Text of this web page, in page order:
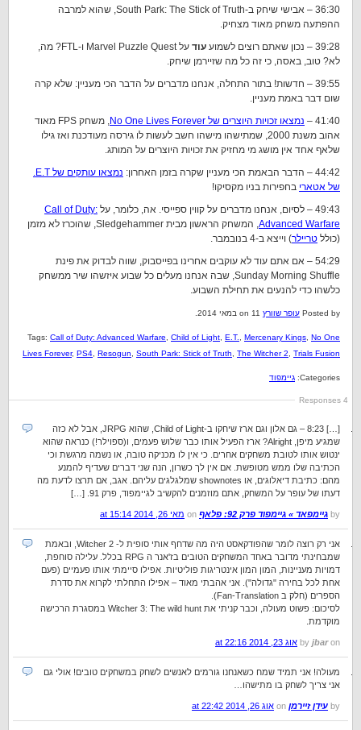
36:30 – אבישי שיחק ב-South Park: The Stick of Truth, שהוא למרבה
ההפתעה משחק מאוד מצחיק.
39:28 – נכון שאתם רוצים לשמוע
עוד
על Marvel Puzzle Quest ו-FTL? מה,
לא? טוב, באסה, כי זה כל מה שזיירמן שיחק.
39:55 – חדשות! בתור התחלה, אנחנו מדברים על הדבר הכי מעניין: שלא קרה
שום דבר באמת מעניין.
41:40 –
נמצאו זכויות היוצרים של No One Lives Forever
, משחק FPS מאוד
אהוב משנת 2000, שמתישהו מישהו חשב לעשות לו גירסה מעודכנת ואז גילו
שלאף אחד אין מושג מי מחזיק את זכויות היוצרים על המותג.
44:42 – הדבר הבאמת הכי מעניין שקרה בזמן האחרון:
נמצאו עותקים של E.T.
של אטארי בחפירות בניו מקסיקו!
49:43 – לסיום, אנחנו מדברים על קווין ספייסי. אה, כלומר, על
Call of Duty:
Advanced Warfare
, המשחק הראשון מבית Sledgehammer, שהוכרז לא מזמן
(כולל טריילר) וייצא ב-4 בנובמבר.
54:29 – אם אתם עוד לא עוקבים אחרינו בפייסבוק, שווה לבדוק את פינת
Sunday Morning Shuffle, שבה אנחנו מעלים כל שבוע איזשהו שיר ממשחק
כלשהו כדי להנעים את תחילת השבוע.
Posted by עופר שוורץ
Tags: Call of Duty: Advanced Warfare Child of Light E.T. Mercenary Kings No One
Lives Forever, PS4 Resogun South Park: Stick of Truth The Witcher 2 Trials Fusion
Categories: גיימפוד
4 Responses
[…] 8:23 – גם אלון וגם ארז שיחקו ב-Child of Light, שהוא JRPG, אבל לא כזה
שמגיע מיפן, Alright? ארז הפעיל אותו כבר שלוש פעמים, ו(ספוילר!) כנראה שהוא
ינטוש אותו לטובת משחקים אחרים. כי אין לו מכניקה טובה, או נשמה מרגשת וכי
הכתיבה שלו ממש מטופשת. אם אין לך כשרון, הנה שני דברים שעדיף להמנע
מהם: כתיבת דיאלוגים, או shownotes שמלגלגים עליהם. אגב, אם תרצו לדעת מה
דעתו של עופר על המשחק, אתם מוזמנים להקשיב לגיימפוד, פרק 91. […]
by גיימפאד » גיימפוד פרק 92: פלאף מאי 26, 2014 at 15:14
אני רק רוצה לומר שהפודקאסט היה מה שדחף אותי סופית ל- Witcher 2, ובאמת
שמבחינתי מדובר באחד המשחקים הטובים בז'אנר ה RPG בכלל. עלילה סוחפת,
דמויות מעניינות, המון המון אינטריגות פוליטיות. אפילו סיימתי אותו פעמיים (פעם
אחת לכל בחירה "גדולה"). אני אהבתי מאוד – אפילו התחלתי לקרוא את סדרת
הספרים (חלק ב Fan-Translation).
לסיכום: פשוט מעולה, וכבר קניתי את Witcher 3: The wild hunt במסגרת הרכישה
מוקדמת.
by jbaron אוג 23, 2014 at 22:16
מעולה! אני תמיד שמח כשאנחנו גורמים לאנשים לשחק במשחקים טובים! אולי גם
אני צריך לשחק בו מתישהו…
by עידן זיירמן אוג 26, 2014 at 22:42